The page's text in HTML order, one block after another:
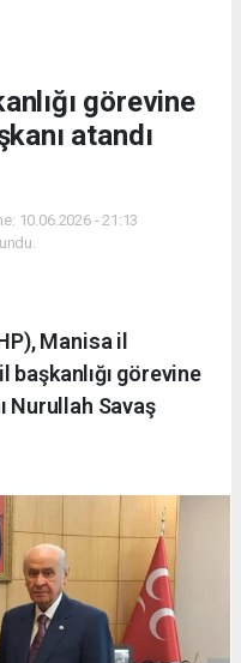
görevine
atandı
10.06.2026 - 21:13
Manisa il
başkanlığı görevine
Nurullah Savaş